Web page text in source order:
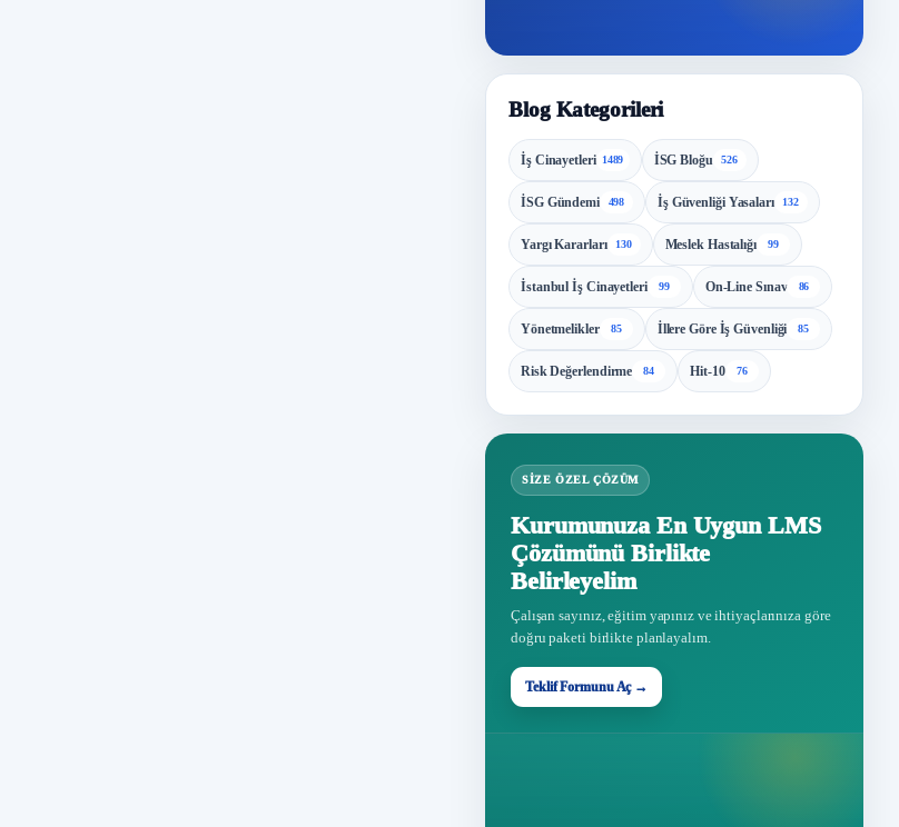
Blog Kategorileri
İş Cinayetleri 1489 İSG Bloğu 526
İSG Gündemi 498 İş Güvenliği Yasaları 132
Yargı Kararları 130 Meslek Hastalığı 99
İstanbul İş Cinayetleri 99 On-Line Sınav 86
Yönetmelikler 85 İllere Göre İş Güvenliği 85
Risk Değerlendirme 84 Hit-10 76
SIZE ÖZEL ÇÖZÜM
Kurumunuza En Uygun LMS
Çözümünü Birlikte
Belirleyelim
Çalışan sayınız, eğitim yapınız ve ihtiyaçlarınıza göre
doğru paketi birlikte planlayalım.
Teklif Formunu Aç →
Teklif